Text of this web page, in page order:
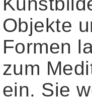
Objekte
Formen
zum
ein. Sie